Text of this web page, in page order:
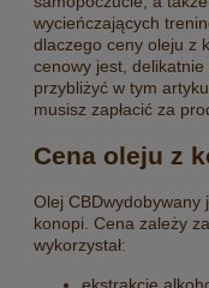
wycieńczających
dlaczego ceny oleju z
cenowy jest,
przybliżyć w tym
musisz zapłacić za
Cena oleju z
Olej CBDwydobywany
konopi. Cena zależy
wykorzystał: